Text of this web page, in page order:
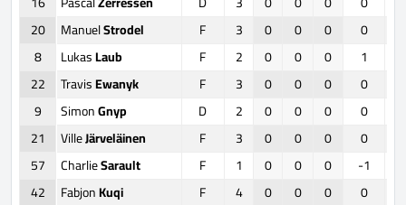
20
ManuelStrodel F 3 0 0 0 0
8
LukasLaub F 2 0 0 0 1
22
TravisEwanyk F 3 0 0 0 0
9
SimonGnyp D 2 0 0 0 0
21
VilleJärveläinen F 3 0 0 0 0
57
CharlieSarault F 1 0 0 0 -1
42
FabjonKuqi F 4 0 0 0 0